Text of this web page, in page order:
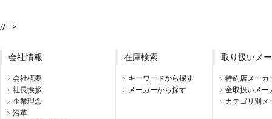
// -->
会社情報
会社概要
社長挨拶
企業理念
沿革
在庫検索
キーワードから探す
メーカーから探す
取り扱いメ
特約店メーカ
全取扱いメー
カテゴリ別メ